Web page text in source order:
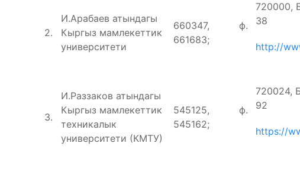
2.
И.Арабаев атындагы
Кыргыз мамлекеттик
университети
660347, ф.
661683;
720000,
38
http://
3.
И.Раззаков атындагы
Кыргыз мамлекеттик
техникалык
университети (КМТУ)
545125, ф.
545162;
720024,
92
https://